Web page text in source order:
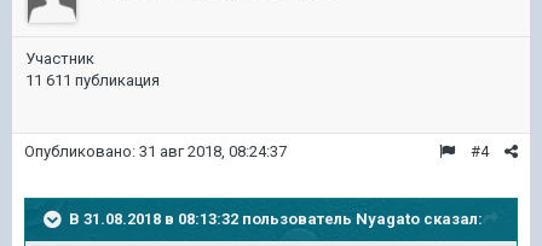
Участник
11 611 публикация
#4
Опубликовано: 31 авг 2018, 08:24:37
В 31.08.2018 в 08:13:32 пользователь Nyagato сказал: